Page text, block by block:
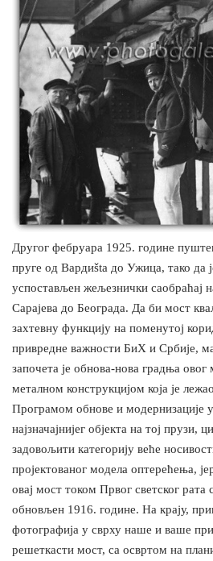
Другог фебруара 1925. године
пруге од Вардиšta до Ужица, тако да
успостављен жељезнички саобраћај
Сарајева до Београда. Да би мост
захтевну функцију на поменутој
привредне важности БиХ и Србије,
започета је обнова-нова градња овог
металном конструкцијом која је
Програмом обнове и модернизације
најзначајнијег објекта на тој прузи,
задовољити категорију веће
пројектованог модела оптерећења,
овај мост током Првог светског
обновљен 1916. године. На крају,
фотографија у сврху наше и ваше
решеткасти мост, са освртом на